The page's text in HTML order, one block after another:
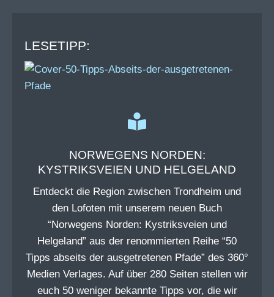
LESETIPP:
NORWEGENS NORDEN:
KYSTRIKSVEIEN UND HELGELAND
Entdeckt die Region zwischen Trondheim und
den Lofoten mit unserem neuen Buch
“Norwegens Norden: Kystriksveien und
Helgeland” aus der renommierten Reihe “50
Tipps abseits der ausgetretenen Pfade” des 360°
Medien Verlages. Auf über 280 Seiten stellen wir
euch 50 weniger bekannte Tipps vor, die wir